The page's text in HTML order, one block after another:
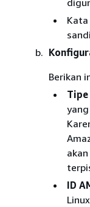
Kata
Berikan
ID